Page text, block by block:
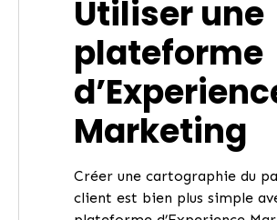
Utiliser une
plateforme
Marketing
Créer une cartographie du
client est bien plus simple